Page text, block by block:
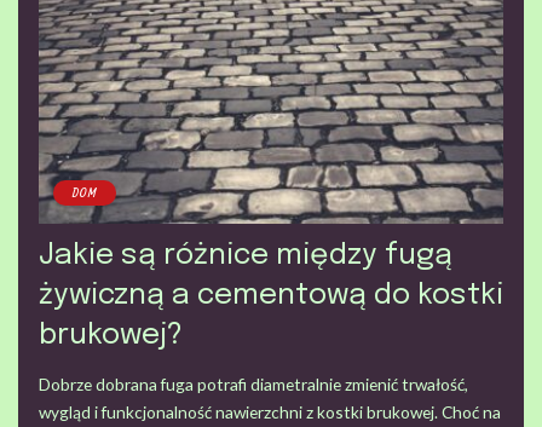
DOM
Jakie są różnice między fugą
żywiczną a cementową do kostki
brukowej?
Dobrze dobrana fuga potrafi diametralnie zmienić trwałość,
wygląd i funkcjonalność nawierzchni z kostki brukowej. Choć na